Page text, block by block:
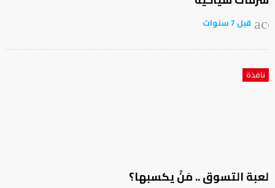
قبل 7 سنوات
نافذة
لعبة التسوق .. مَنْ يكسبها؟